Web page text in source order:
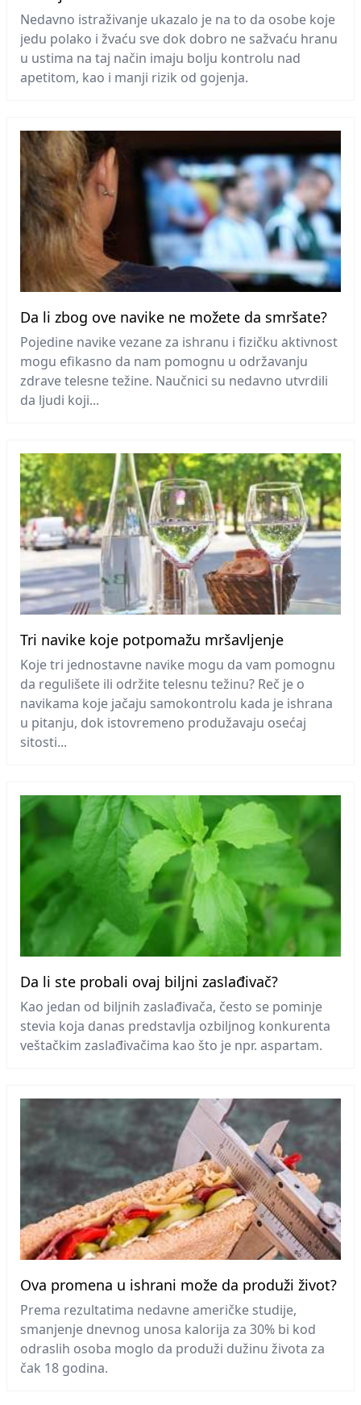
Nedavno istraživanje ukazalo je na to da osobe koje
jedu polako i žvaću sve dok dobro ne sažvaću hranu
u ustima na taj način imaju bolju kontrolu nad
apetitom, kao i manji rizik od gojenja.
Da li zbog ove navike ne možete da smršate?
Pojedine navike vezane za ishranu i fizičku aktivnost
mogu efikasno da nam pomognu u održavanju
zdrave telesne težine. Naučnici su nedavno utvrdili
da ljudi koji...
Tri navike koje potpomažu mršavljenje
Koje tri jednostavne navike mogu da vam pomognu
da regulišete ili održite telesnu težinu? Reč je o
navikama koje jačaju samokontrolu kada je ishrana
u pitanju, dok istovremeno produžavaju osećaj
sitosti...
Da li ste probali ovaj biljni zaslađivač?
Kao jedan od biljnih zaslađivača, često se pominje
stevia koja danas predstavlja ozbiljnog konkurenta
veštačkim zaslađivačima kao što je npr. aspartam.
Ova promena u ishrani može da produži život?
Prema rezultatima nedavne američke studije,
smanjenje dnevnog unosa kalorija za 30% bi kod
odraslih osoba moglo da produži dužinu života za
čak 18 godina.